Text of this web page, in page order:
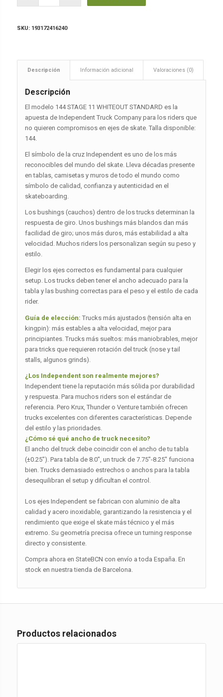
SKU: 193172416240
Descripción Información adicional Valoraciones (0)
Descripción
El modelo 144 STAGE 11 WHITEOUT STANDARD es la
apuesta de Independent Truck Company para los riders que
no quieren compromisos en ejes de skate. Talla disponible:
144.
El símbolo de la cruz Independent es uno de los más
reconocibles del mundo del skate. Lleva décadas presente
en tablas, camisetas y muros de todo el mundo como
símbolo de calidad, confianza y autenticidad en el
skateboarding.
Los bushings (cauchos) dentro de los trucks determinan la
respuesta de giro. Unos bushings más blandos dan más
facilidad de giro; unos más duros, más estabilidad a alta
velocidad. Muchos riders los personalizan según su peso y
estilo.
Elegir los ejes correctos es fundamental para cualquier
setup. Los trucks deben tener el ancho adecuado para la
tabla y las bushing correctas para el peso y el estilo de cada
rider.
Guía de elección: Trucks más ajustados (tensión alta en
kingpin): más estables a alta velocidad, mejor para
principiantes. Trucks más sueltos: más maniobrables, mejor
para tricks que requieren rotación del truck (nose y tail
stalls, algunos grinds).
¿Los Independent son realmente mejores?
Independent tiene la reputación más sólida por durabilidad
y respuesta. Para muchos riders son el estándar de
referencia. Pero Krux, Thunder o Venture también ofrecen
trucks excelentes con diferentes características. Depende
del estilo y las prioridades.
¿Cómo sé qué ancho de truck necesito?
El ancho del truck debe coincidir con el ancho de tu tabla
(±0.25″). Para tabla de 8.0″, un truck de 7.75″-8.25″ funciona
bien. Trucks demasiado estrechos o anchos para la tabla
desequilibran el setup y dificultan el control.
Los ejes Independent se fabrican con aluminio de alta
calidad y acero inoxidable, garantizando la resistencia y el
rendimiento que exige el skate más técnico y el más
extremo. Su geometría precisa ofrece un turning response
directo y consistente.
Compra ahora en StateBCN con envío a toda España. En
stock en nuestra tienda de Barcelona.
Productos relacionados